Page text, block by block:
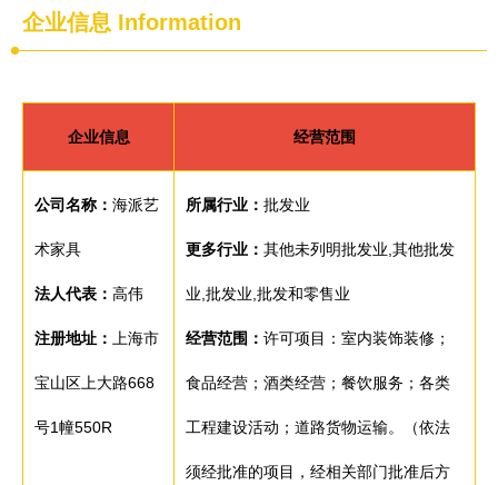
企业信息 Information
企业信息 经营范围
公司名称： 海派艺
术家具
法人代表： 高伟
注册地址： 上海市
宝山区上大路668
号1幢550R
所属行业： 批发业
更多行业： 其他未列明批发业,其他批发
业,批发业,批发和零售业
经营范围： 许可项目：室内装饰装修；
食品经营；酒类经营；餐饮服务；各类
工程建设活动；道路货物运输。（依法
须经批准的项目，经相关部门批准后方